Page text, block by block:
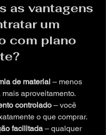
as vantagens
um
com plano
de material – menos
mais aproveitamento.
controlado – você
o que comprar.
facilitada – qualquer